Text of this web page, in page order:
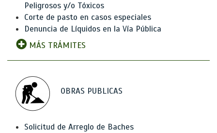
Peligrosos y/o Tóxicos
Corte de pasto en casos especiales
Denuncia de Líquidos en la Vía Pública
MÁS TRÁMITES
OBRAS PUBLICAS
Solicitud de Arreglo de Baches